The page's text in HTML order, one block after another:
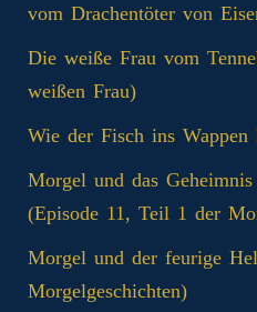
vom Drachentöter von
Die weiße Frau vom
weißen Frau)
Wie der Fisch ins Wappen
Morgel und das
(Episode 11, Teil 1 der
Morgel und der feurige
Morgelgeschichten)